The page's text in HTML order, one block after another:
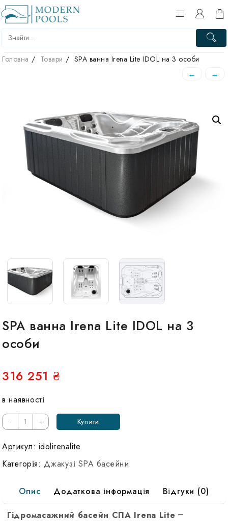
Головна Товари SPA ванна Irena Lite IDOL на 3 особи
← →
SPA ванна Irena Lite IDOL на 3
особи
316 251 ₴
в наявності
- + Купити
Артикул: idolirenalite
Категорія: Джакузі SPA басейни
Опис Додаткова інформація Відгуки (0)
Гідромасажний басейн СПА Irena Lite —